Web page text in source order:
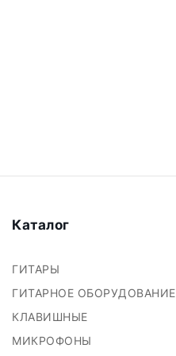
Каталог
ГИТАРЫ
ГИТАРНОЕ ОБОРУДОВАНИЕ
КЛАВИШНЫЕ
МИКРОФОНЫ